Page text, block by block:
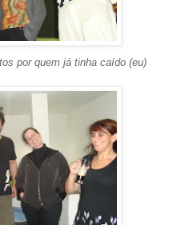
por quem já tinha caído (eu)